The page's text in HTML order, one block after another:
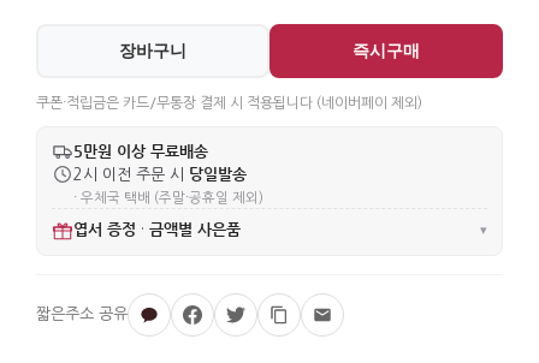
장바구니 즉시구매
쿠폰·적립금은 카드/무통장 결제 시 적용됩니다 (네이버페이 제외)
5만원 이상 무료배송
2시 이전 주문 시 당일발송
· 우체국 택배 (주말·공휴일 제외)
엽서 증정 · 금액별 사은품 ▾